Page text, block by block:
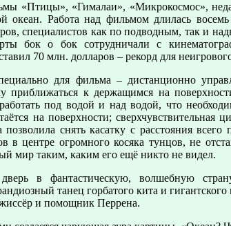
«Птицы», «Гималаи», «Микрокосмос»,
океан. Работа над фильмом длилась
специалистов как по подводным, так и
бок о бок сотрудничали с
70 млн. долларов – рекорд для
для фильма – дистанционно
приближаться к держащимся на
под водой и над водой, что
на поверхности; сверхчувствительная
снять касатку с расстояния всего
в центре огромного косяка тунцов, не
мир таким, каким его ещё никто не видел.
в фантастическую, волшебную
танец горбатого кита и
и помощник Перрена.